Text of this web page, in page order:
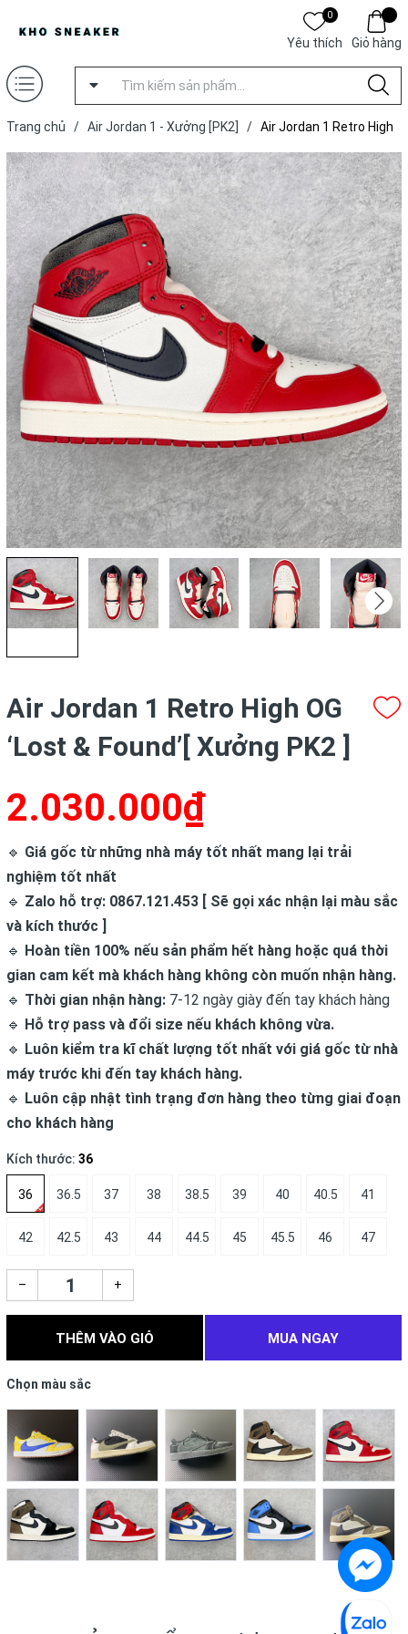
0
Yêu thích Giỏ hàng
Trang chủ / Air Jordan 1 - Xưởng [PK2] / Air Jordan 1 Retro High
Air Jordan 1 Retro High OG
‘Lost & Found’[ Xưởng PK2 ]
2.030.000₫
🔹 Giá gốc từ những nhà máy tốt nhất mang lại trải
nghiệm tốt nhất
🔹 Zalo hỗ trợ: 0867.121.453 [ Sẽ gọi xác nhận lại màu sắc
và kích thước ]
🔹 Hoàn tiền 100% nếu sản phẩm hết hàng hoặc quá thời
gian cam kết mà khách hàng không còn muốn nhận hàng.
🔹 Thời gian nhận hàng: 7-12 ngày giày đến tay khách hàng
🔹 Hỗ trợ pass và đổi size nếu khách không vừa.
🔹 Luôn kiểm tra kĩ chất lượng tốt nhất với giá gốc từ nhà
máy trước khi đến tay khách hàng.
🔹 Luôn cập nhật tình trạng đơn hàng theo từng giai đoạn
cho khách hàng
Kích thước: 36
36 36.5 37 38 38.5 39 40 40.5 41
42 42.5 43 44 44.5 45 45.5 46 47
– +
THÊM VÀO GIỎ MUA NGAY
Chọn màu sắc